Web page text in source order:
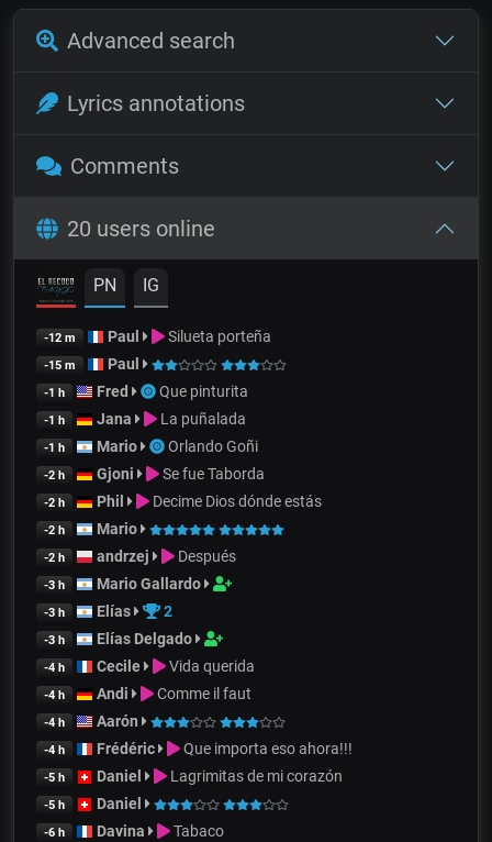
Advanced search
Lyrics annotations
Comments
20 users online
PN IG
-12 m Paul Silueta porteña
-15 m Paul
-1 h Fred Que pinturita
-1 h Jana La puñalada
-1 h Mario Orlando Goñi
-2 h Gjoni Se fue Taborda
-2 h Phil Decime Dios dónde estás
-2 h Mario
-2 h andrzej Después
-3 h Mario Gallardo
-3 h Elías 2
-3 h Elías Delgado
-4 h Cecile Vida querida
-4 h Andi Comme il faut
-4 h Aarón
-4 h Frédéric Que importa eso ahora!!!
-5 h Daniel Lagrimitas de mi corazón
-5 h Daniel
-6 h Davina Tabaco